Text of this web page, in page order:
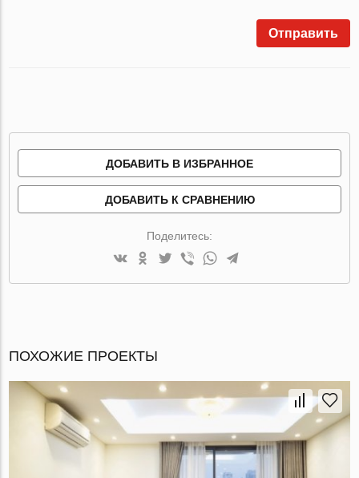
Отправить
ДОБАВИТЬ В ИЗБРАННОЕ
ДОБАВИТЬ К СРАВНЕНИЮ
Поделитесь:
ПОХОЖИЕ ПРОЕКТЫ